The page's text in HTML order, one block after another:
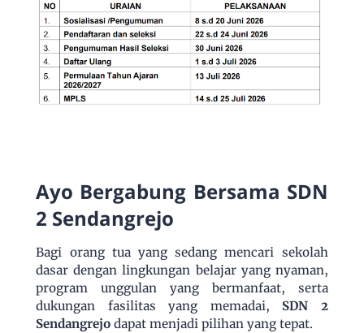
Ayo Bergabung Bersama SDN
2 Sendangrejo
Bagi orang tua yang sedang mencari sekolah
dasar dengan lingkungan belajar yang nyaman,
program unggulan yang bermanfaat, serta
dukungan fasilitas yang memadai, SDN 2
Sendangrejo dapat menjadi pilihan yang tepat.